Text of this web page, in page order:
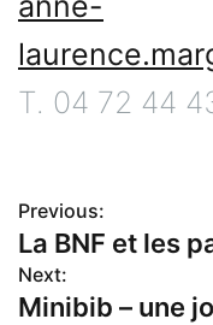
T. 04 72 44
N
a
Previous:
La BNF et les
Next:
Minibib – une